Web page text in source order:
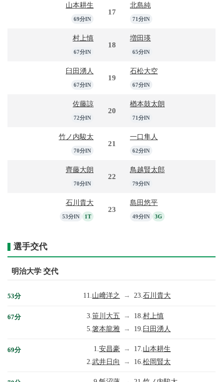
山本耕生
69分IN
17
北島純
71分IN
村上慎
67分IN
18
増田瑛
65分IN
臼田湧人
67分IN
19
石松大空
67分IN
佐藤諒
72分IN
20
楢本鼓太朗
71分IN
竹ノ内駿太
70分IN
21
一口隼人
62分IN
齊藤大朗
70分IN
22
鳥越賢太郎
79分IN
石川貴大
53分IN 1T
23
島田悠平
49分IN 3G
選手交代
明治大学 交代
53分 11. 山﨑洋之 → 23. 石川貴大
67分 3. 笹川大五 → 18. 村上慎
5. 箸本龍雅 → 19. 臼田湧人
69分 1. 安昌豪 → 17. 山本耕生
2. 武井日向 → 16. 松岡賢太